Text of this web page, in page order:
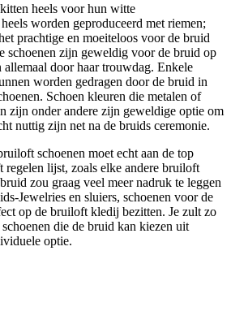
heels voor hun witte
worden geproduceerd met riemen;
prachtige en moeiteloos voor de bruid
schoenen zijn geweldig voor de bruid op
allemaal door haar trouwdag. Enkele
worden gedragen door de bruid in
Schoen kleuren die metalen of
zijn onder andere zijn geweldige optie om
nuttig zijn net na de bruids ceremonie.
schoenen moet echt aan de top
regelen lijst, zoals elke andere bruiloft
zou graag veel meer nadruk te leggen
Jewelries en sluiers, schoenen voor de
op de bruiloft kledij bezitten. Je zult zo
die de bruid kan kiezen uit
optie.